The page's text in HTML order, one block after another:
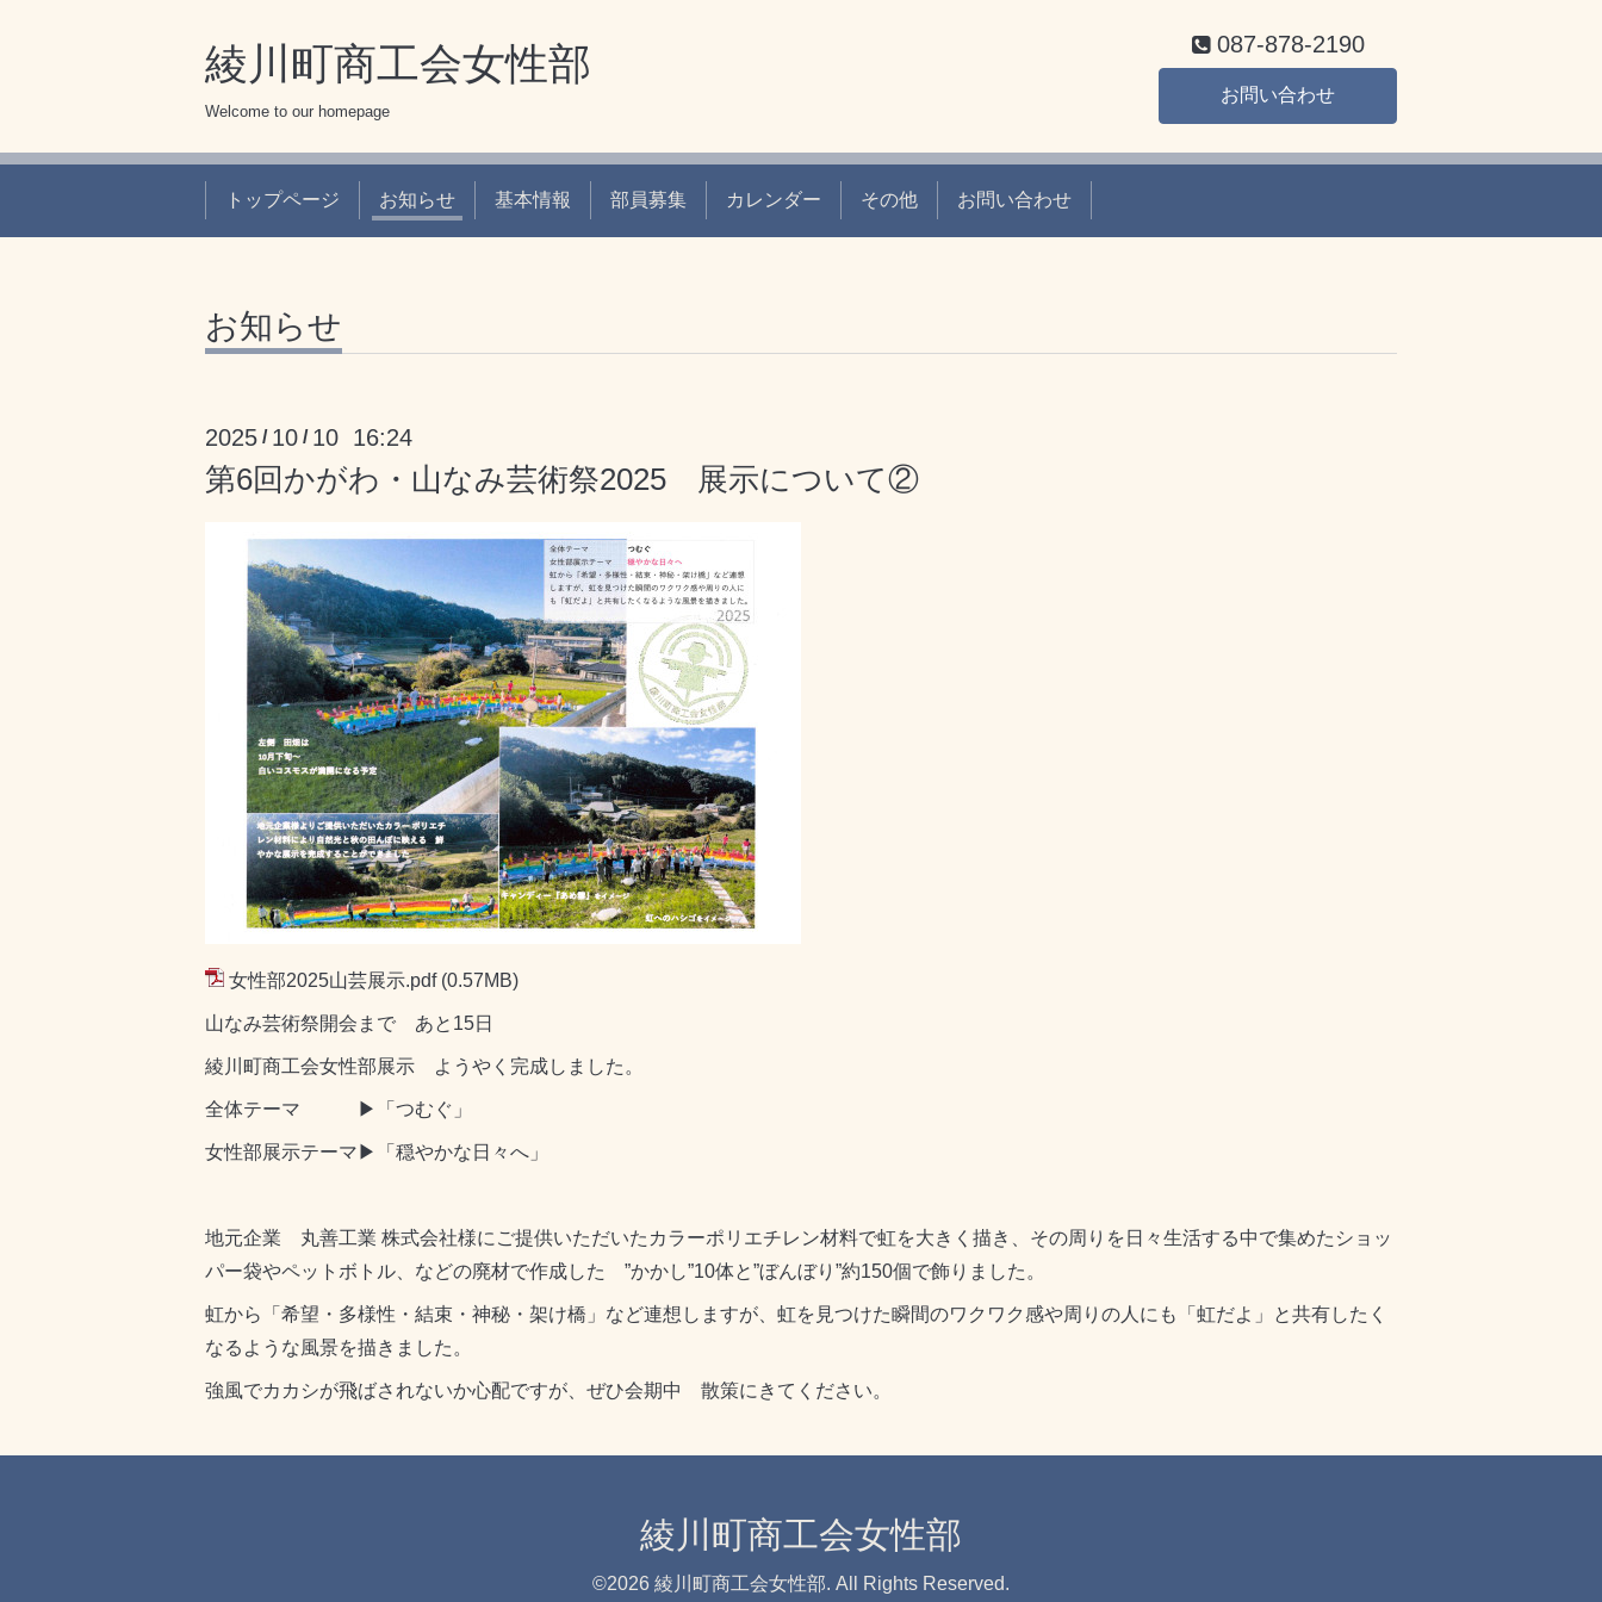
綾川町商工会女性部
Welcome to our homepage
087-878-2190
お問い合わせ
トップページ お知らせ 基本情報 部員募集 カレンダー その他 お問い合わせ
お知らせ
2025 / 10 / 10 16:24
第6回かがわ・山なみ芸術祭2025 展示について②
女性部2025山芸展示.pdf (0.57MB)
山なみ芸術祭開会まで あと15日
綾川町商工会女性部展示 ようやく完成しました。
全体テーマ ▶「つむぐ」
女性部展示テーマ▶「穏やかな日々へ」
地元企業 丸善工業 株式会社様にご提供いただいたカラーポリエチレン材料で虹を大きく描き、その周りを日々生活する中で集めたショッ
パー袋やペットボトル、などの廃材で作成した ”かかし”10体と”ぼんぼり”約150個で飾りました。
虹から「希望・多様性・結束・神秘・架け橋」など連想しますが、虹を見つけた瞬間のワクワク感や周りの人にも「虹だよ」と共有したく
なるような風景を描きました。
強風でカカシが飛ばされないか心配ですが、ぜひ会期中 散策にきてください。
綾川町商工会女性部
©2026 綾川町商工会女性部. All Rights Reserved.